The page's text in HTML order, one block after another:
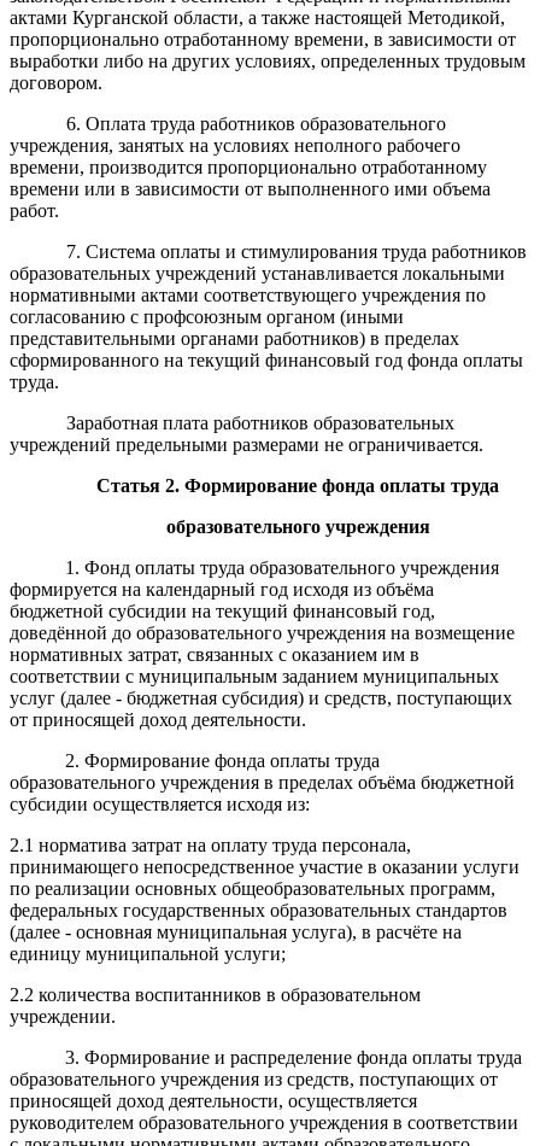
актами Курганской области, а также настоящей Методикой,
пропорционально отработанному времени, в зависимости от
выработки либо на других условиях, определенных трудовым
договором.
6. Оплата труда работников образовательного
учреждения, занятых на условиях неполного рабочего
времени, производится пропорционально отработанному
времени или в зависимости от выполненного ими объема
работ.
7. Система оплаты и стимулирования труда работников
образовательных учреждений устанавливается локальными
нормативными актами соответствующего учреждения по
согласованию с профсоюзным органом (иными
представительными органами работников) в пределах
сформированного на текущий финансовый год фонда оплаты
труда.
Заработная плата работников образовательных
учреждений предельными размерами не ограничивается.
Статья2.Формирование фонда оплаты труда
образовательного учреждения
1. Фонд оплаты труда образовательного учреждения
формируется на календарный год исходя из объёма
бюджетной субсидии на текущий финансовый год,
доведённой до образовательного учреждения на возмещение
нормативных затрат, связанных с оказанием им в
соответствии с муниципальным заданием муниципальных
услуг (далее - бюджетная субсидия) и средств, поступающих
от приносящей доход деятельности.
2. Формирование фонда оплаты труда
образовательного учреждения в пределах объёма бюджетной
субсидии осуществляется исходя из:
2.1 норматива затрат на оплату труда персонала,
принимающего непосредственное участие в оказании услуги
по реализации основных общеобразовательных программ,
федеральных государственных образовательных стандартов
(далее - основная муниципальная услуга), в расчёте на
единицу муниципальной услуги;
2.2 количества воспитанников в образовательном
учреждении.
3. Формирование и распределение фонда оплаты труда
образовательного учреждения из средств, поступающих от
приносящей доход деятельности, осуществляется
руководителем образовательного учреждения в соответствии